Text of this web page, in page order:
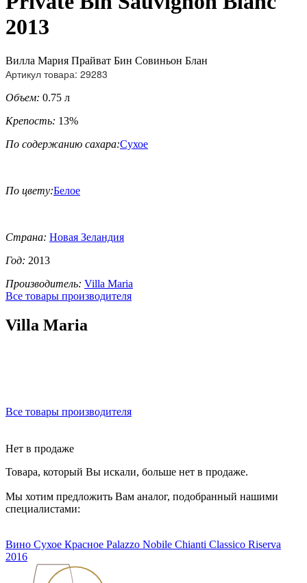
2013
Вилла Мария Прайват Бин Совиньон Блан
Артикул товара: 29283
Объем: 0.75 л
Крепость: 13%
По содержанию сахара:Сухое
По цвету:Белое
Страна: Новая Зеландия
Год: 2013
Производитель: Villa Maria
Все товары производителя
Villa Maria
Все товары производителя
Нет в продаже
Товара, который Вы искали, больше нет в продаже.
Мы хотим предложить Вам аналог, подобранный нашими
специалистами:
Вино Сухое Красное Palazzo Nobile Chianti Classico Riserva
2016